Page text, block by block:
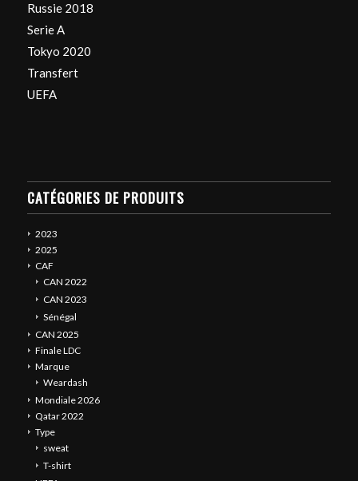
Russie 2018
Serie A
Tokyo 2020
Transfert
UEFA
CATÉGORIES DE PRODUITS
2023
2025
CAF
CAN 2022
CAN 2023
Sénégal
CAN 2025
Finale LDC
Marque
Weardash
Mondiale 2026
Qatar 2022
Type
sweat
T-shirt